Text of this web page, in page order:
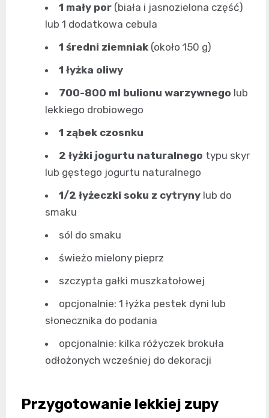
1 mały por (biała i jasnozielona część)
lub 1 dodatkowa cebula
1 średni ziemniak (około 150 g)
1 łyżka oliwy
700-800 ml bulionu warzywnego lub
lekkiego drobiowego
1 ząbek czosnku
2 łyżki jogurtu naturalnego typu skyr
lub gęstego jogurtu naturalnego
1/2 łyżeczki soku z cytryny lub do
smaku
sól do smaku
świeżo mielony pieprz
szczypta gałki muszkatołowej
opcjonalnie: 1 łyżka pestek dyni lub
słonecznika do podania
opcjonalnie: kilka różyczek brokuła
odłożonych wcześniej do dekoracji
Przygotowanie lekkiej zupy